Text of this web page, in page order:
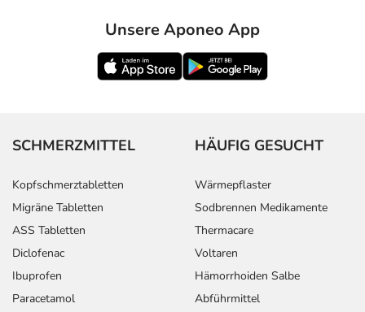
Unsere Aponeo App
SCHMERZMITTEL
Kopfschmerztabletten
Migräne Tabletten
ASS Tabletten
Diclofenac
Ibuprofen
Paracetamol
HÄUFIG GESUCHT
Wärmepflaster
Sodbrennen Medikamente
Thermacare
Voltaren
Hämorrhoiden Salbe
Abführmittel